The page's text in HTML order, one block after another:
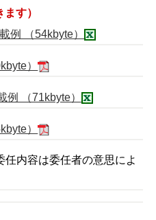
す）
例 （54kbyte）
）
例 （71kbyte）
）
任内容は委任者の意思によ